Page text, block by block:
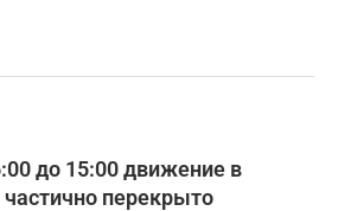
до 15:00 движение в
перекрыто